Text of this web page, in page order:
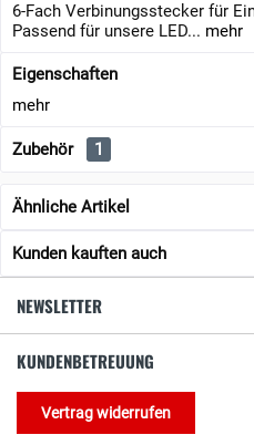
6-Fach Verbinungsstecker für
Passend für unsere LED... mehr
Eigenschaften
mehr
Zubehör 1
Ähnliche Artikel
Kunden kauften auch
NEWSLETTER
KUNDENBETREUUNG
Vertrag widerrufen